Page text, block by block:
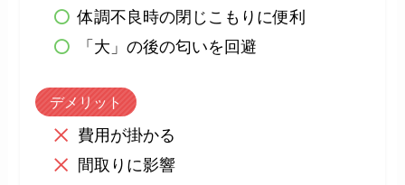
体調不良時の閉じこもりに便利
「大」の後の匂いを回避
デメリット
費用が掛かる
間取りに影響